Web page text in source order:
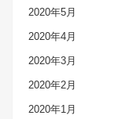
2020年5月
2020年4月
2020年3月
2020年2月
2020年1月